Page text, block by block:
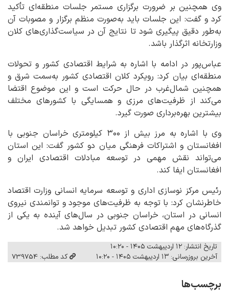
وی همچنین بر ضرورت برگزاری مستمر جلسات منطقه‌ای تأکید
کرد و گفت: این جلسات باید به‌صورت منظم برگزار و مصوبات آن
به‌طور دقیق پیگیری شود تا نتایج آن در سیاست‌گذاری‌های کلان
وزارتخانه اثرگذار باشد.
عباس‌پور در ادامه با اشاره به شرایط اقتصادی کشور و تحولات
منطقه‌ای بیان کرد: رویکرد کلان اقتصادی کشور به‌سمت شرق و
همچنین شمال‌غرب در حال حرکت است و این موضوع اقتضا
می‌کند از ظرفیت‌های مرزی و همسایگی با کشورهای مختلف
بیشترین بهره‌برداری صورت گیرد.
وی با اشاره به مرز بیش از ۳۰۰ کیلومتری خراسان جنوبی با
افغانستان و اشتراکات فرهنگی میان دو کشور گفت: این استان
می‌تواند نقش مهمی در توسعه مبادلات اقتصادی ایران و
افغانستان ایفا کند.
رئیس مرکز نوسازی اداری و توسعه سرمایه انسانی وزارت اقتصاد
خاطرنشان کرد: با توجه به ظرفیت‌های موجود و توانمندی نیروی
انسانی در استان، خراسان جنوبی در سال‌های آینده به یکی از
گذرگاه‌های مهم اقتصادی کشور تبدیل خواهد شد.
تاریخ انتشار: ۱۲ اردیبهشت ۱۴۰۵ - ۱۰:۲۰
آخرین بروزرسانی: ۱۳ اردیبهشت ۱۴۰۵ - ۱۰:۲۰
کد مطلب: 739754
برچسب‌ها